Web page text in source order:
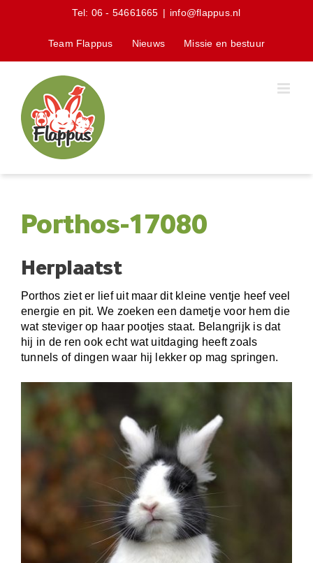
Tel: 06 - 54661665 | info@flappus.nl
Team Flappus Nieuws Missie en bestuur
Porthos-17080
Herplaatst
Porthos ziet er lief uit maar dit kleine ventje heef veel
energie en pit. We zoeken een dametje voor hem die
wat steviger op haar pootjes staat. Belangrijk is dat
hij in de ren ook echt wat uitdaging heeft zoals
tunnels of dingen waar hij lekker op mag springen.